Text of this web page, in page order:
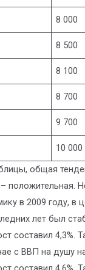
8 000
8 500
8 100
8 700
9 700
10 000
общая
положительная.
в 2009 году, в
лет был
составил 4,3%.
с ВВП на душу